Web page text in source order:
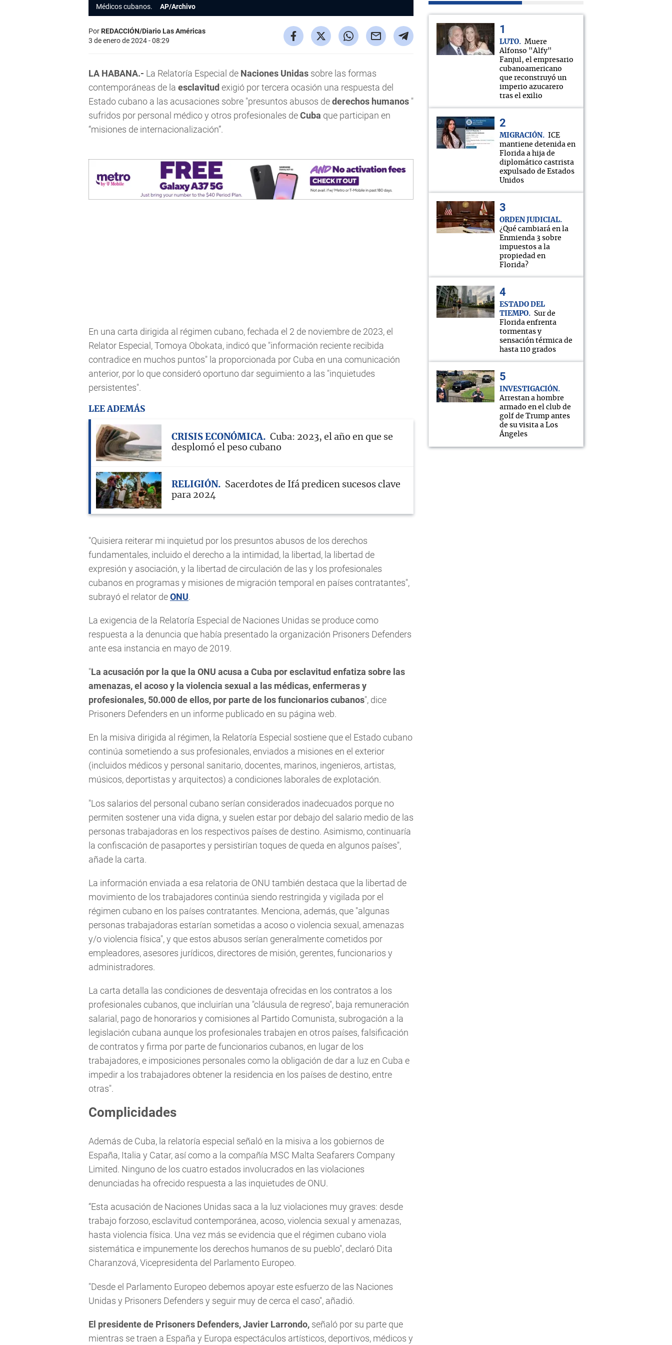
Médicos cubanos. AP/Archivo
PorREDACCIÓN/Diario Las Américas
3 de enero de 2024 - 08:29
LA HABANA.- La Relatoría Especial de Naciones Unidas sobre las formas
contemporáneas de la esclavitud exigió por tercera ocasión una respuesta del
Estado cubano a las acusaciones sobre "presuntos abusos dederechos humanos "
sufridos por personal médico y otros profesionales deCuba que participan en
“misiones de internacionalización”.
En una carta dirigida al régimen cubano, fechada el 2 de noviembre de 2023, el
Relator Especial, Tomoya Obokata, indicó que "información reciente recibida
contradice en muchos puntos" la proporcionada por Cuba en una comunicación
anterior, por lo que consideró oportuno dar seguimiento a las "inquietudes
persistentes".
LEE ADEMÁS
CRISIS ECONÓMICA
Cuba: 2023, el año en que se
desplomó el peso cubano
RELIGIÓN
Sacerdotes de Ifá predicen sucesos clave
para 2024
"Quisiera reiterar mi inquietud por los presuntos abusos de los derechos
fundamentales, incluido el derecho a la intimidad, la libertad, la libertad de
expresión y asociación, y la libertad de circulación de las y los profesionales
cubanos en programas y misiones de migración temporal en países contratantes",
subrayó el relator deONU.
La exigencia de la Relatoría Especial de Naciones Unidas se produce como
respuesta a la denuncia que había presentado la organización Prisoners Defenders
ante esa instancia en mayo de 2019.
"La acusación por la que la ONU acusa a Cuba por esclavitud enfatiza sobre las
amenazas, el acoso y la violencia sexual a las médicas, enfermeras y
profesionales, 50.000 de ellos, por parte de los funcionarios cubanos", dice
Prisoners Defenders en un informe publicado en su página web.
En la misiva dirigida al régimen, la Relatoría Especial sostiene que el Estado cubano
continúa sometiendo a sus profesionales, enviados a misiones en el exterior
(incluidos médicos y personal sanitario, docentes, marinos, ingenieros, artistas,
músicos, deportistas y arquitectos) a condiciones laborales de explotación.
"Los salarios del personal cubano serían considerados inadecuados porque no
permiten sostener una vida digna, y suelen estar por debajo del salario medio de las
personas trabajadoras en los respectivos países de destino. Asimismo, continuaría
la confiscación de pasaportes y persistirían toques de queda en algunos países",
añade la carta.
La información enviada a esa relatoria de ONU también destaca que la libertad de
movimiento de los trabajadores continúa siendo restringida y vigilada por el
régimen cubano en los países contratantes. Menciona, además, que "algunas
personas trabajadoras estarían sometidas a acoso o violencia sexual, amenazas
y/o violencia física", y que estos abusos serían generalmente cometidos por
empleadores, asesores jurídicos, directores de misión, gerentes, funcionarios y
administradores.
La carta detalla las condiciones de desventaja ofrecidas en los contratos a los
profesionales cubanos, que incluirían una "cláusula de regreso", baja remuneración
salarial, pago de honorarios y comisiones al Partido Comunista, subrogación a la
legislación cubana aunque los profesionales trabajen en otros países, falsificación
de contratos y firma por parte de funcionarios cubanos, en lugar de los
trabajadores, e imposiciones personales como la obligación de dar a luz en Cuba e
impedir a los trabajadores obtener la residencia en los países de destino, entre
otras".
Complicidades
Además de Cuba, la relatoría especial señaló en la misiva a los gobiernos de
España, Italia y Catar, así como a la compañía MSC Malta Seafarers Company
Limited. Ninguno de los cuatro estados involucrados en las violaciones
denunciadas ha ofrecido respuesta a las inquietudes de ONU.
“Esta acusación de Naciones Unidas saca a la luz violaciones muy graves: desde
trabajo forzoso, esclavitud contemporánea, acoso, violencia sexual y amenazas,
hasta violencia física. Una vez más se evidencia que el régimen cubano viola
sistemática e impunemente los derechos humanos de su pueblo", declaró Dita
Charanzová, Vicepresidenta del Parlamento Europeo.
"Desde el Parlamento Europeo debemos apoyar este esfuerzo de las Naciones
Unidas y Prisoners Defenders y seguir muy de cerca el caso", añadió.
El presidente de Prisoners Defenders, Javier Larrondo, señaló por su parte que
mientras se traen a España y Europa espectáculos artísticos, deportivos, médicos y
LUTO
Muere
Alfonso "Alfy"
Fanjul, el empresario
cubanoamericano
que reconstruyó un
imperio azucarero
tras el exilio
MIGRACIÓN
ICE
mantiene detenida en
Florida a hija de
diplomático castrista
expulsado de Estados
Unidos
ORDEN JUDICIAL
¿Qué cambiará en la
Enmienda 3 sobre
impuestos a la
propiedad en
Florida?
ESTADO DEL
TIEMPO
Sur de
Florida enfrenta
tormentas y
sensación térmica de
hasta 110 grados
INVESTIGACIÓN
Arrestan a hombre
armado en el club de
golf de Trump antes
de su visita a Los
Ángeles